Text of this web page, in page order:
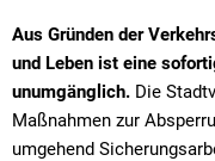
Aus Gründen der
und Leben ist eine
unumgänglich. Die
Maßnahmen zur
umgehend